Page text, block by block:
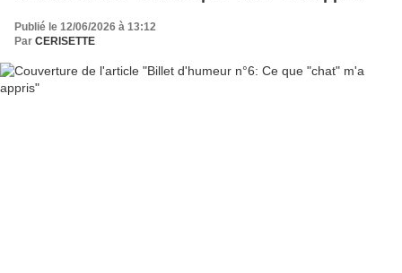
Publié le 12/06/2026 à 13:12
Par CERISETTE